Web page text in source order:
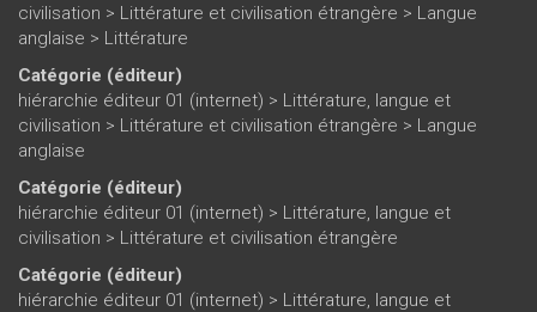
civilisation > Littérature et civilisation étrangère > Langue
anglaise > Littérature
Catégorie (éditeur)
hiérarchie éditeur 01 (internet) > Littérature, langue et
civilisation > Littérature et civilisation étrangère > Langue
anglaise
Catégorie (éditeur)
hiérarchie éditeur 01 (internet) > Littérature, langue et
civilisation > Littérature et civilisation étrangère
Catégorie (éditeur)
hiérarchie éditeur 01 (internet) > Littérature, langue et